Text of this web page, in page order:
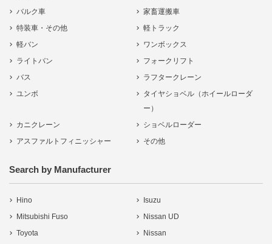
バルク車
家畜運搬車
特装車・その他
軽トラック
軽バン
ワンボックス
ライトバン
フォークリフト
バス
ラフタークレーン
ユンボ
タイヤショベル（ホイールローダ
ー）
カニクレーン
ショベルローダー
アスファルトフィニッシャー
その他
Search by Manufacturer
Hino
Isuzu
Mitsubishi Fuso
Nissan UD
Toyota
Nissan